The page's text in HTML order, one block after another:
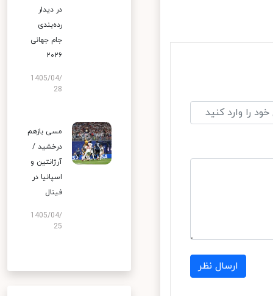
ارسال نظر
در دیدار
رده‌بندی
جام جهانی
۲۰۲۶
1405/04/
28
مسی بازهم
درخشید /
آرژانتین و
اسپانیا در
فینال
1405/04/
25